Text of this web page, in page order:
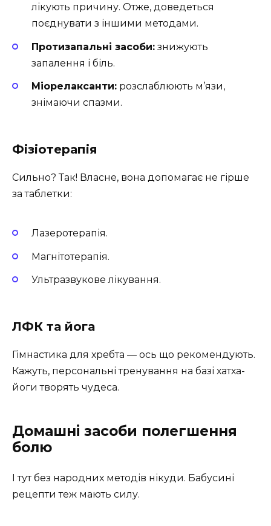
лікують причину. Отже, доведеться
поєднувати з іншими методами.
Протизапальні засоби: знижують
запалення і біль.
Міорелаксанти: розслаблюють м’язи,
знімаючи спазми.
Фізіотерапія
Сильно? Так! Власне, вона допомагає не гірше
за таблетки:
Лазеротерапія.
Магнітотерапія.
Ультразвукове лікування.
ЛФК та йога
Гімнастика для хребта — ось що рекомендують.
Кажуть, персональні тренування на базі хатха-
йоги творять чудеса.
Домашні засоби полегшення
болю
І тут без народних методів нікуди. Бабусині
рецепти теж мають силу.